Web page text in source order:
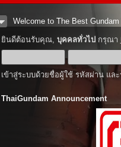
Welcome to The Best
ยินดีต้อนรับคุณ, บุคคลทั่วไปกรุณา
เข้าสู่ระบบด้วยชื่อผู้ใช้ รหัสผ่าน และ
ThaiGundam Announcement